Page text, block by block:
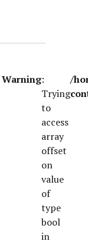
Warning:
Trying
to
access
array
offset
on
value
of
type
bool
in
/